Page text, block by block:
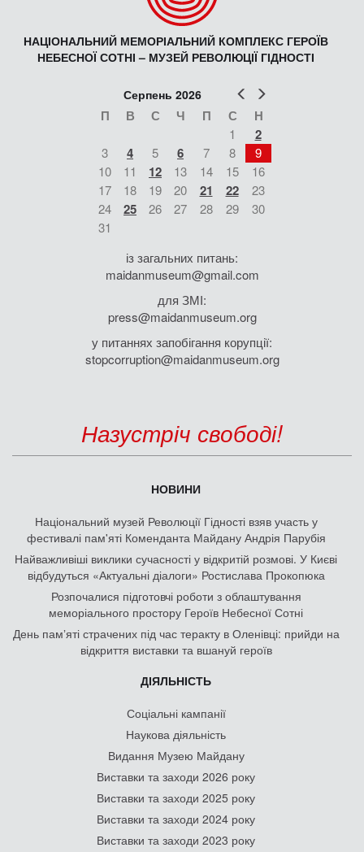
НАЦІОНАЛЬНИЙ МЕМОРІАЛЬНИЙ КОМПЛЕКС ГЕРОЇВ
НЕБЕСНОЇ СОТНІ – МУЗЕЙ РЕВОЛЮЦІЇ ГІДНОСТІ
Попер
Серпень 2026
П В С Ч П С Н
1 2
3 4 5 6 7 8
9
10
11 12 13 14 15
16
17
18 19 20 21 22
23
24
25 26 27 28 29
30
31
із загальних питань:
maidanmuseum@gmail.com
для ЗМІ:
press@maidanmuseum.org
у питаннях запобігання корупції:
stopcorruption@maidanmuseum.org
Назустріч свободі!
НОВИНИ
Національний музей Революції Гідності взяв участь у
фестивалі пам'яті Коменданта Майдану Андрія Парубія
Найважливіші виклики сучасності у відкритій розмові. У Києві
відбудуться «Актуальні діалоги» Ростислава Прокопюка
Розпочалися підготовчі роботи з облаштування
меморіального простору Героїв Небесної Сотні
День памʼяті страчених під час теракту в Оленівці: прийди на
відкриття виставки та вшануй героїв
ДІЯЛЬНІСТЬ
Соціальні кампанії
Наукова діяльність
Видання Музею Майдану
Виставки та заходи 2026 року
Виставки та заходи 2025 року
Виставки та заходи 2024 року
Виставки та заходи 2023 року